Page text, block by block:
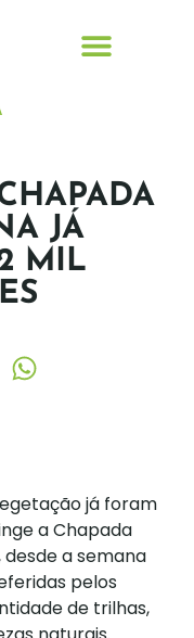
JÁ
MIL
já foram
a Chapada
a semana
pelos
de trilhas,